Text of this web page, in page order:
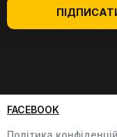
FACEBOOK
Політика